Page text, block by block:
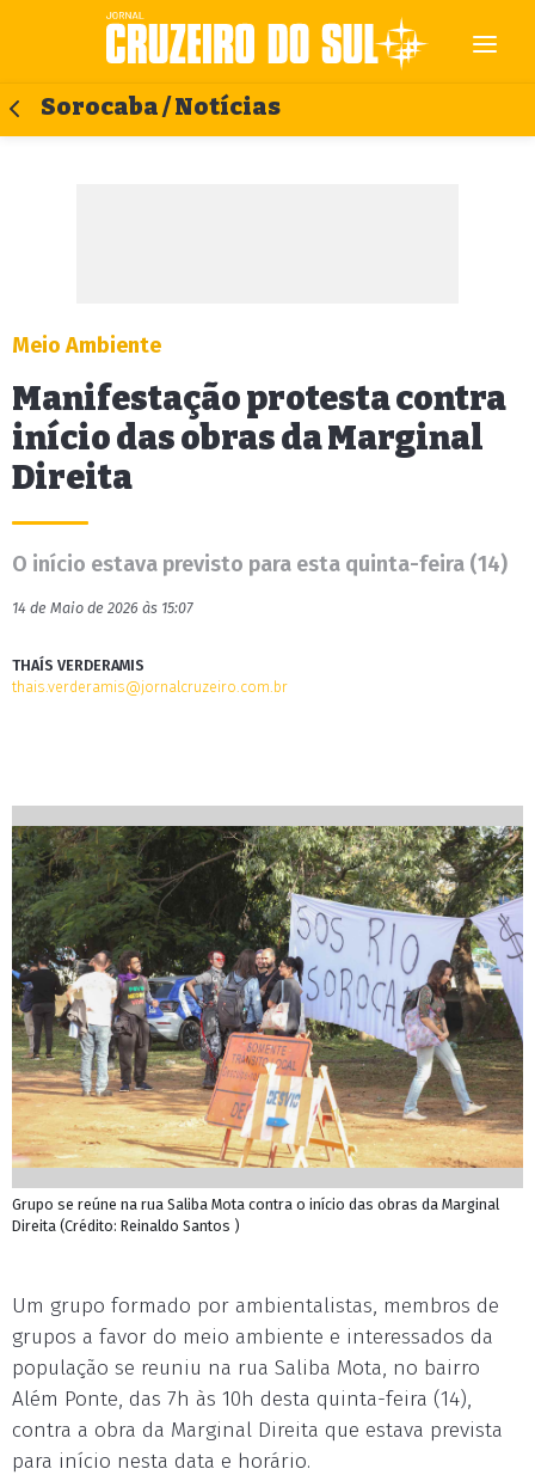
Sorocaba / Notícias
Meio Ambiente
Manifestação protesta contra
início das obras da Marginal
Direita
O início estava previsto para esta quinta-feira (14)
14 de Maio de 2026 às 15:07
THAÍS VERDERAMIS
thais.verderamis@jornalcruzeiro.com.br
Grupo se reúne na rua Saliba Mota contra o início das obras da Marginal
Direita (Crédito: Reinaldo Santos )
Um grupo formado por ambientalistas, membros de
grupos a favor do meio ambiente e interessados da
população se reuniu na rua Saliba Mota, no bairro
Além Ponte, das 7h às 10h desta quinta-feira (14),
contra a obra da Marginal Direita que estava prevista
para início nesta data e horário.